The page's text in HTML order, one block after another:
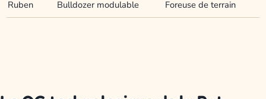
Ruben Bulldozer modulable Foreuse de terrain